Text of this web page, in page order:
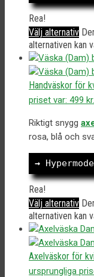
Rea!
Välj alternativ
alternativen kan
Handväskor för
priset var: 499 kr.
Riktigt snygg
rosa, blå och
→
Rea!
Välj alternativ
alternativen kan
Axelväskor för
ursprungliga